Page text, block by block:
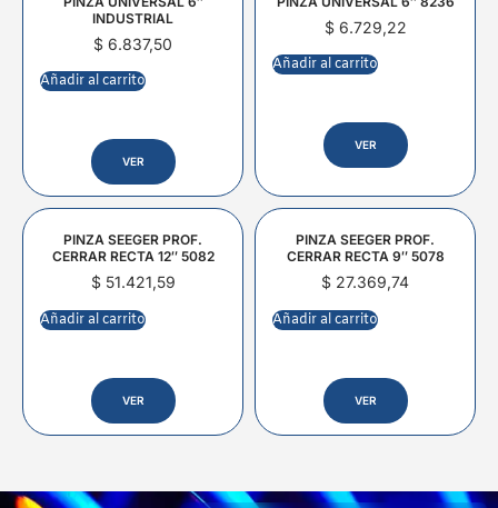
INDUSTRIAL
$ 6.837,50
Añadir al carrito
VER
$6.729,22
Añadir al carrito
VER
PINZA SEEGER PROF.
CERRAR RECTA 12″ 5082
$51.421,59
Añadir al carrito
VER
PINZA SEEGER PROF.
CERRAR RECTA 9″ 5078
$ 27.369,74
Añadir al carrito
VER